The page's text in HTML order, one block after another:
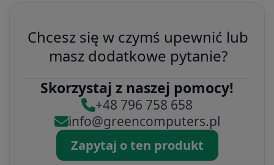
Chcesz się w czymś upewnić lub
masz dodatkowe pytanie?
Skorzystaj z naszej pomocy!
+48 796 758 658
info@greencomputers.pl
Zapytaj o ten produkt